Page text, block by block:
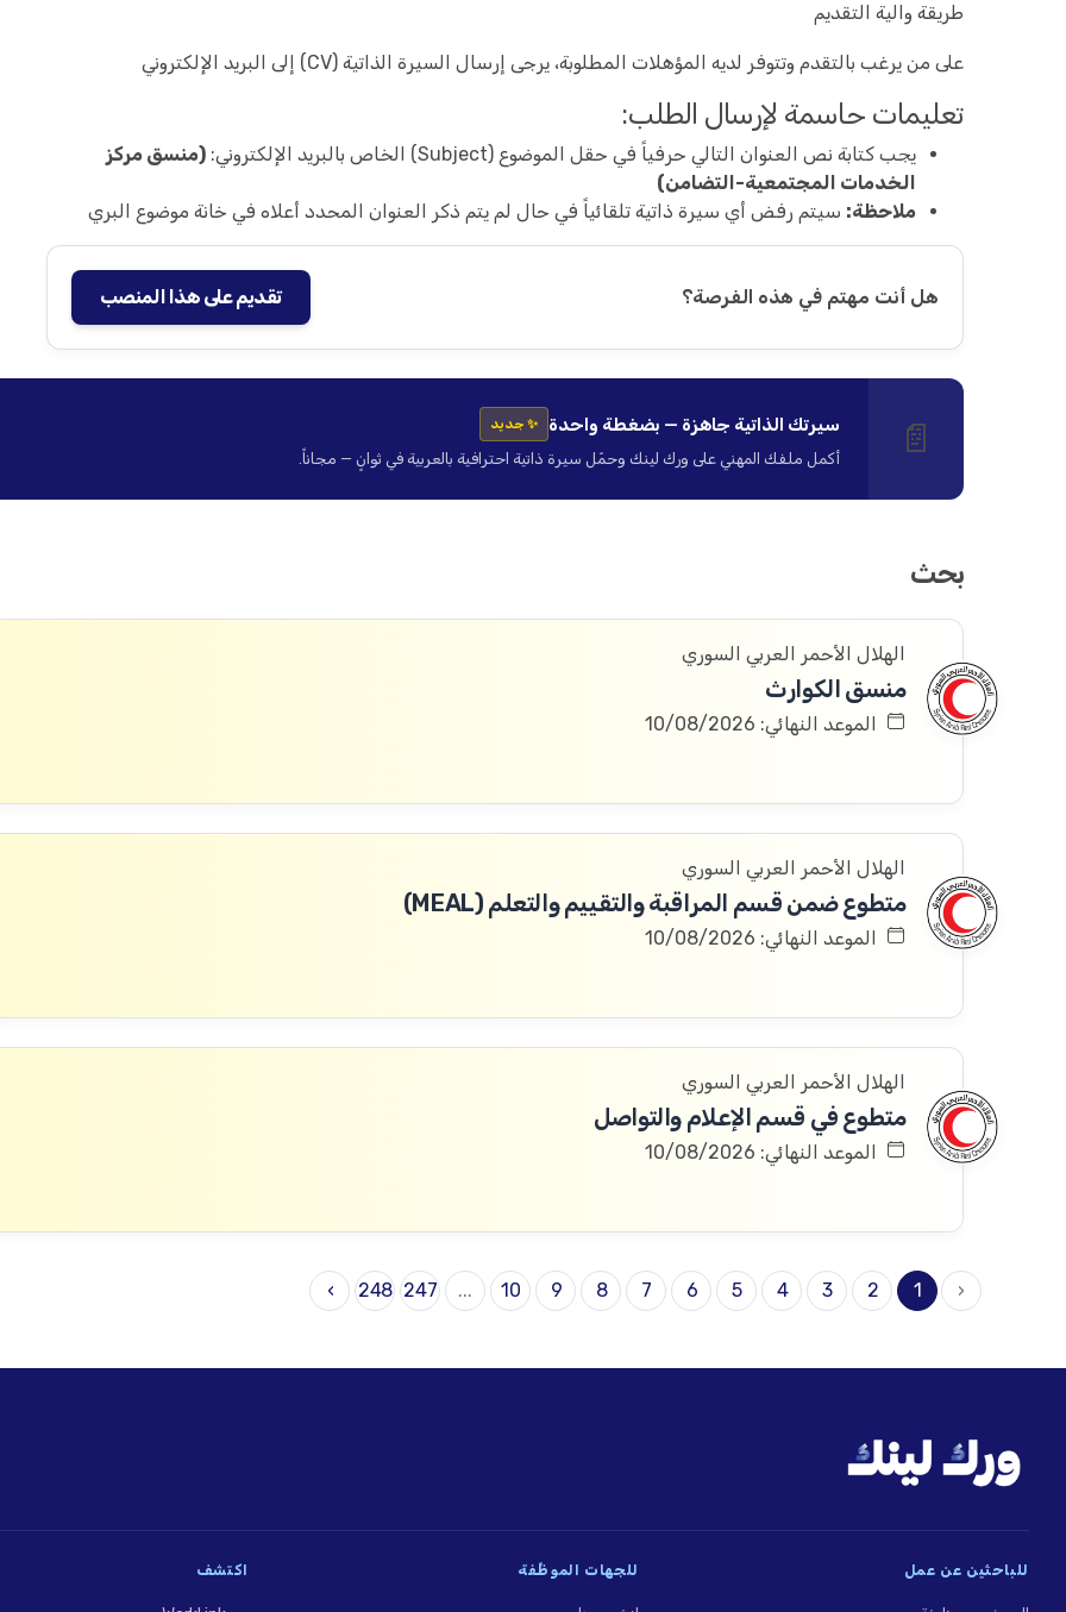
طريقة والية التقديم
على من يرغب بالتقدم وتتوفر لديه المؤهلات المطلوبة، يرجى إرسال السيرة الذاتية (CV) إلى البريد الإلكتروني
تعليمات حاسمة لإرسال الطلب:
يجب كتابة نص العنوان التالي حرفياً في حقل الموضوع (Subject) الخاص بالبريد الإلكتروني:
(منسق مركز
الخدمات المجتمعية-التضامن)
ملاحظة: سيتم رفض أي سيرة ذاتية تلقائياً في حال لم يتم ذكر العنوان المحدد أعلاه في خانة موضوع البري
هل أنت مهتم في هذه الفرصة؟ تقديم على هذا المنصب
📄 سيرتك الذاتية جاهزة — بضغطة واحدة ✨ جديد
أكمل ملفك المهني على ورك لينك وحمّل سيرة ذاتية احترافية بالعربية في ثوانٍ — مجاناً.
بحث
الهلال الأحمر العربي السوري
منسق الكوارث
الموعد النهائي: 10/08/2026
الهلال الأحمر العربي السوري
متطوع ضمن قسم المراقبة والتقييم والتعلم (MEAL)
الموعد النهائي: 10/08/2026
الهلال الأحمر العربي السوري
متطوع في قسم الإعلام والتواصل
الموعد النهائي: 10/08/2026
‹
1
2
3
4
5
6
7
8
9
10
...
247
248
›
للباحثين عن عمل للجهات الموظِّفة اكتشف